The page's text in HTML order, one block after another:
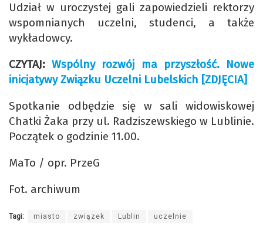
Udział w uroczystej gali zapowiedzieli rektorzy
wspomnianych uczelni, studenci, a także
wykładowcy.
CZYTAJ:Wspólny rozwój ma przyszłość. Nowe
inicjatywy Związku Uczelni Lubelskich [ZDJĘCIA]
Spotkanie odbędzie się w sali widowiskowej
Chatki Żaka przy ul. Radziszewskiego w Lublinie.
Początek o godzinie 11.00.
MaTo / opr. PrzeG
Fot. archiwum
Tagi: miasto związek Lublin uczelnie